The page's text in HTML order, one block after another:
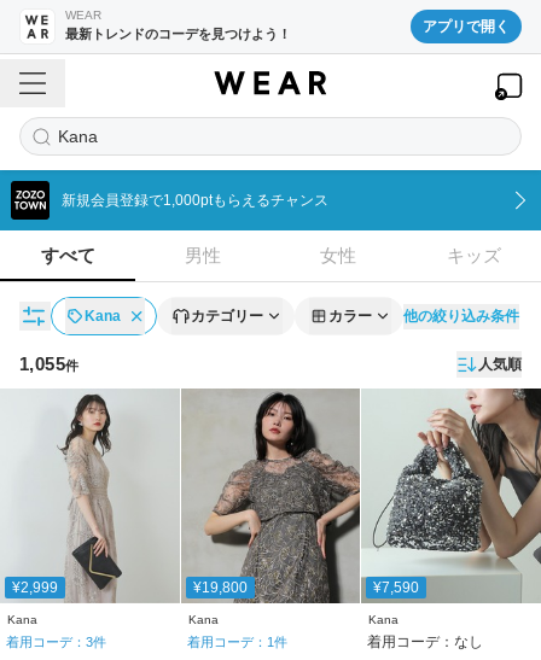
WEAR
最新トレンドのコーデを見つけよう！ アプリで開く
Kana
新規会員登録で1,000ptもらえるチャンス
すべて 男性 女性 キッズ
Kana カテゴリー カラー 他の絞り込み条件
1,055件 人気順
アイテム一覧
¥2,999
Kana
着用コーデ： 3件
¥19,800
Kana
着用コーデ： 1 件
¥7,590
Kana
着用コーデ：なし